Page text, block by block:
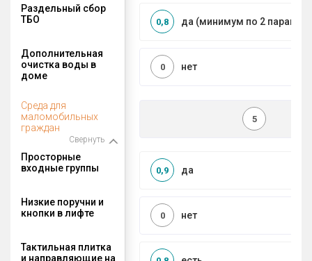
Раздельный сбор
ТБО
да (минимум по 2
0,8
Дополнительная
очистка воды в
доме
нет
0
Среда для
маломобильных
граждан
Свернуть
5
Просторные
входные группы
да
0,9
Низкие поручни и
кнопки в лифте
нет
0
Тактильная плитка
и направляющие на